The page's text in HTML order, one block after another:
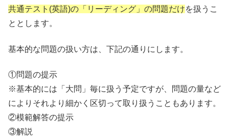
共通テスト(英語)の「リーディング」の問題だけを扱うこ
ととします。
基本的な問題の扱い方は、下記の通りにします。
①問題の提示
※基本的には「大問」毎に扱う予定ですが、問題の量など
によりそれより細かく区切って取り扱うこともあります。
②模範解答の提示
③解説